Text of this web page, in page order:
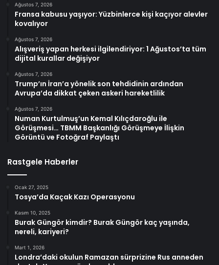
Ağustos 7, 2026
Fransa kabusu yaşıyor: Yüzbinlerce kişi kaçıyor alevler
kovalıyor
Ağustos 7, 2026
Alışveriş yapan herkesi ilgilendiriyor: 1 Ağustos’ta tüm
dijital kurallar değişiyor
Ağustos 7, 2026
Trump’ın İran’a yönelik son tehdidinin ardından
Avrupa’da dikkat çeken askeri hareketlilik
Ağustos 7, 2026
Numan Kurtulmuş’un Kemal Kılıçdaroğlu ile
Görüşmesi… TBMM Başkanlığı Görüşmeye İlişkin
Görüntü ve Fotoğraf Paylaştı
Rastgele Haberler
Ocak 27, 2025
Tosya’da Kaçak Kazı Operasyonu
Kasım 10, 2025
Burak Güngör kimdir? Burak Güngör kaç yaşında,
nereli, kariyeri?
Mart 1, 2026
Londra’daki okulun Ramazan sürprizine Rus anneden